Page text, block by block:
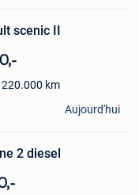
scenic II
220.000 km
Aujourd'hui
2 diesel